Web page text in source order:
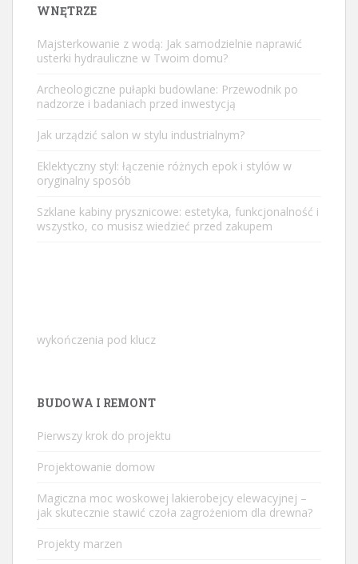
WNĘTRZE
Majsterkowanie z wodą: Jak samodzielnie naprawić
usterki hydrauliczne w Twoim domu?
Archeologiczne pułapki budowlane: Przewodnik po
nadzorze i badaniach przed inwestycją
Jak urządzić salon w stylu industrialnym?
Eklektyczny styl: łączenie różnych epok i stylów w
oryginalny sposób
Szklane kabiny prysznicowe: estetyka, funkcjonalność i
wszystko, co musisz wiedzieć przed zakupem
wykończenia pod klucz
BUDOWA I REMONT
Pierwszy krok do projektu
Projektowanie domow
Magiczna moc woskowej lakierobejcy elewacyjnej –
jak skutecznie stawić czoła zagrożeniom dla drewna?
Projekty marzen